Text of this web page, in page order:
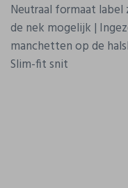
Neutraal formaat label
de nek mogelijk |
manchetten op de
Slim-fit snit